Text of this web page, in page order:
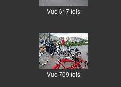
Vue 617 fois
Vue 709 fois